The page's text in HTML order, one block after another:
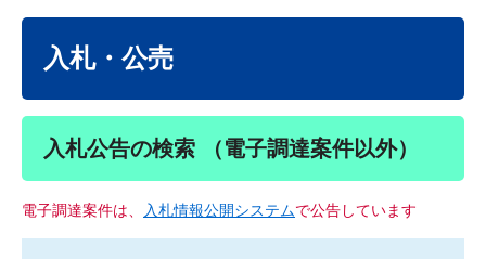
入札・公売
入札公告の検索 （電子調達案件以外）
電子調達案件は、 入札情報公開システムで公告しています